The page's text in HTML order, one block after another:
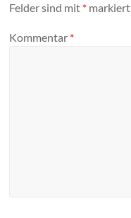
Felder sind mit * markiert
Kommentar *